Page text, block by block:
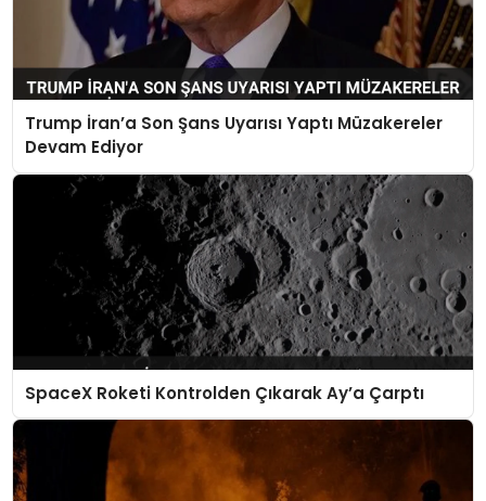
Trump İran’a Son Şans Uyarısı Yaptı Müzakereler
Devam Ediyor
SpaceX Roketi Kontrolden Çıkarak Ay’a Çarptı